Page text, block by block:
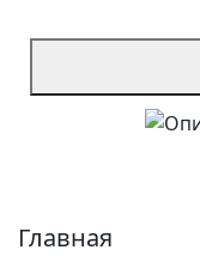
Главная